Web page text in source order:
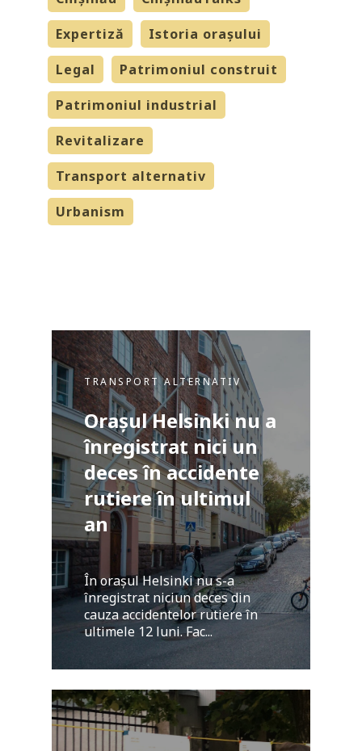
Expertiză
Istoria orașului
Legal
Patrimoniul construit
Patrimoniul industrial
Revitalizare
Transport alternativ
Urbanism
TRANSPORT ALTERNATIV
Orașul Helsinki nu a
înregistrat nici un
deces în accidente
rutiere în ultimul
an
În orașul Helsinki nu s-a
înregistrat niciun deces din
cauza accidentelor rutiere în
ultimele 12 luni. Fac...